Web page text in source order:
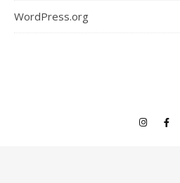
WordPress.org